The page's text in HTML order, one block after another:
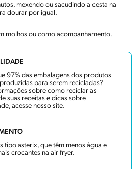
mexendo ou sacudindo a cesta na
dourar por igual.
molhos ou como acompanhamento.
97% das embalagens dos produtos
para serem recicladas?
sobre como reciclar as
suas receitas e dicas sobre
acesse nosso site.
tipo asterix, que têm menos água e
crocantes na air fryer.